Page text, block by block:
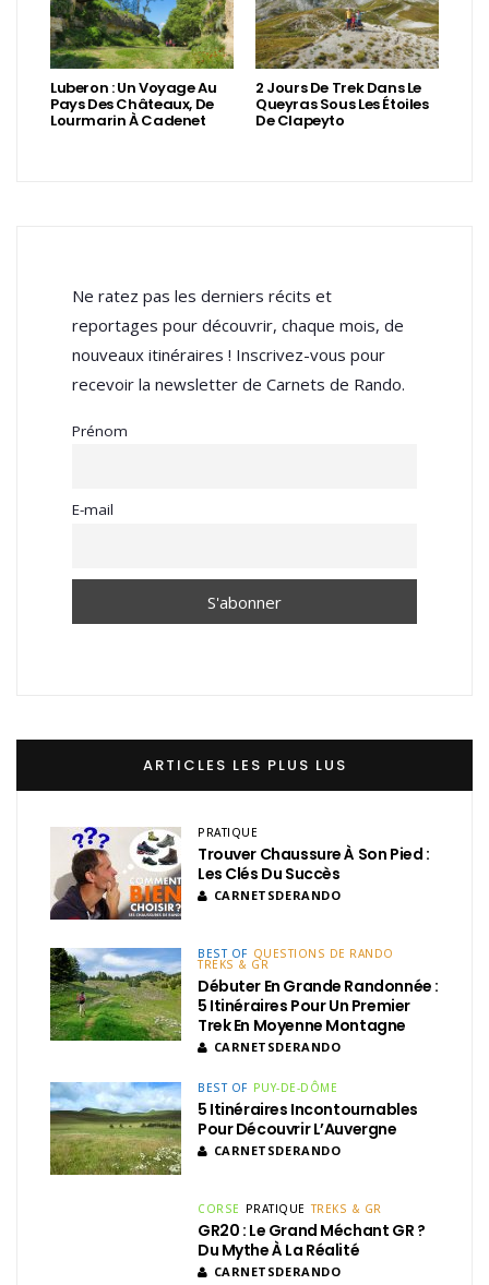
Luberon : Un Voyage Au
Pays Des Châteaux, De
Lourmarin À Cadenet
2 Jours De Trek Dans Le
Queyras Sous Les Étoiles
De Clapeyto
Ne ratez pas les derniers récits et
reportages pour découvrir, chaque mois, de
nouveaux itinéraires ! Inscrivez-vous pour
recevoir la newsletter de Carnets de Rando.
Prénom
E-mail
ARTICLES LES PLUS LUS
PRATIQUE
Trouver Chaussure À Son Pied :
Les Clés Du Succès
CARNETSDERANDO
BEST OF QUESTIONS DE RANDO
TREKS & GR
Débuter En Grande Randonnée :
5 Itinéraires Pour Un Premier
Trek En Moyenne Montagne
CARNETSDERANDO
BEST OF PUY-DE-DÔME
5 Itinéraires Incontournables
Pour Découvrir L’Auvergne
CARNETSDERANDO
CORSE PRATIQUE TREKS & GR
GR20 : Le Grand Méchant GR ?
Du Mythe À La Réalité
CARNETSDERANDO